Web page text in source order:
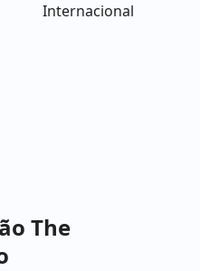
Internacional
The